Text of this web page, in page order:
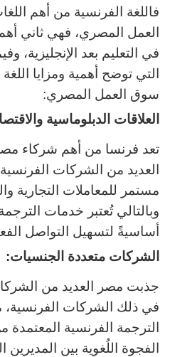
فاللغة الفرنسية من أهم
العمل المصري، فهي ثاني أهم
في التعليم بعد الإنجليزية،
التي توضح أهمية ومزايا
سوق العمل المصري:
العلاقات الدبلوماسية
تعد فرنسا من أهم شركاء
العديد من الشركات
مستمر للمعاملات التجارية
وبالتالي تُعتبر خدمات
أساسيةً لتسهيل التواصل
الشركات متعددة الجنسيات:
جذبت مصر العديد من
في ذلك الشركات
الترجمة الفرنسية
الفجوة اللُغوية بين المديرين